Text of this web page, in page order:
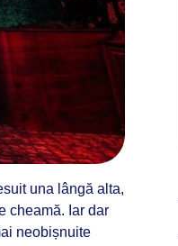
una lângă alta,
cheamă. Iar dar
neobișnuite